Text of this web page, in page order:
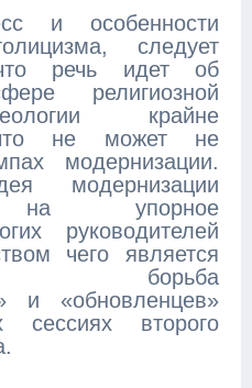
и особенности
следует
речь идет об
религиозной
крайне
что не может не
модернизации.
модернизации
на упорное
руководителей
чего является
борьба
и «обновленцев»
второго